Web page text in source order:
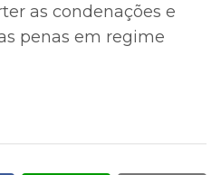
as condenações e
penas em regime